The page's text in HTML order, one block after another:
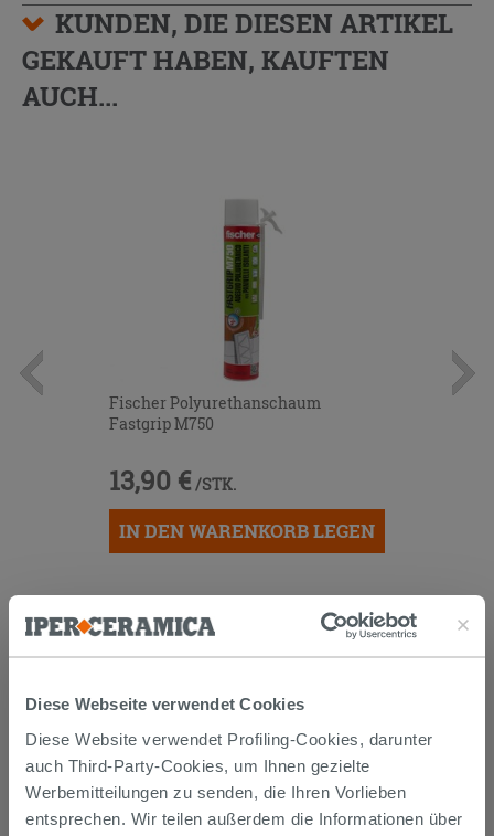
Diese Webseite verwendet Cookies
Diese Website verwendet Profiling-Cookies, darunter
auch Third-Party-Cookies, um Ihnen gezielte
Werbemitteilungen zu senden, die Ihren Vorlieben
entsprechen. Wir teilen außerdem die Informationen über
KUNDEN, DIE DIESEN ARTIKEL
GEKAUFT HABEN, KAUFTEN
AUCH...
Fischer Polyurethanschaum
Fastgrip M750
13,90 € /STK.
IN DEN WARENKORB LEGEN
Versand